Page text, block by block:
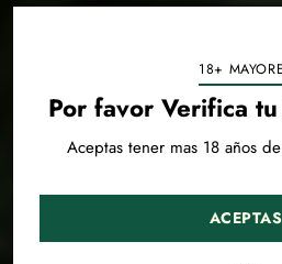
18+
Por favor Verifica
Aceptas tener mas 18 años
ACEPTAS